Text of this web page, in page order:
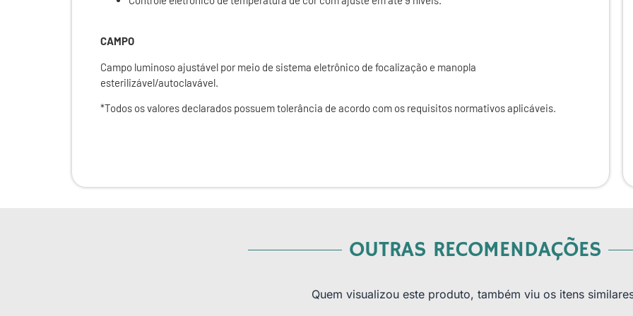
CAMPO
Campo luminoso ajustável por meio de sistema eletrônico de focalização e manopla
esterilizável/autoclavável.
*Todos os valores declarados possuem tolerância de acordo com os requisitos normativos aplicáveis.
OUTRAS RECOMENDAÇÕES
Quem visualizou este produto, também viu os itens